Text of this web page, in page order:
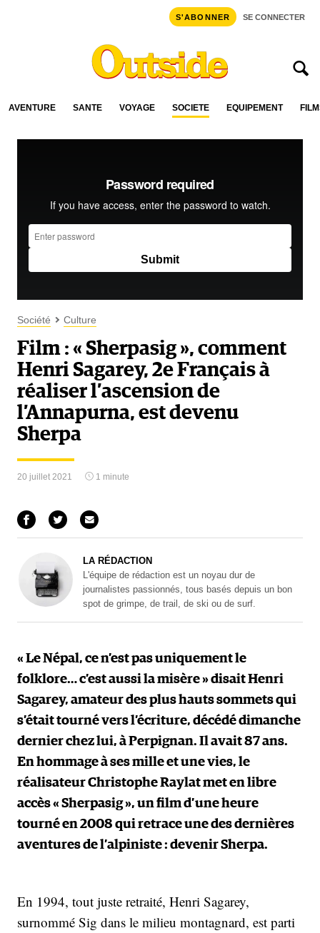
S'ABONNER SE CONNECTER
AVENTURE SANTÉ VOYAGE SOCIÉTÉ ÉQUIPEMENT
Société Culture
Film : « Sherpasig », comment
Henri Sagarey, 2e Français à
réaliser l’ascension de
l’Annapurna, est devenu
Sherpa
20 juillet 2021 1 minute
LA RÉDACTION
L'équipe de rédaction est un noyau dur de
journalistes passionnés, tous basés depuis un bon
spot de grimpe, de trail, de ski ou de surf.
« Le Népal, ce n’est pas uniquement le
folklore… c’est aussi la misère » disait Henri
Sagarey, amateur des plus hauts sommets qui
s’était tourné vers l’écriture, décédé dimanche
dernier chez lui, à Perpignan. Il avait 87 ans.
En hommage à ses mille et une vies, le
réalisateur Christophe Raylat met en libre
accès « Sherpasig », un film d’une heure
tourné en 2008 qui retrace une des dernières
aventures de l’alpiniste : devenir Sherpa.
En 1994, tout juste retraité, Henri Sagarey,
surnommé Sig dans le milieu montagnard, est parti